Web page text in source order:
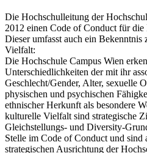
Die Hochschulleitung der
2012 einen Code of Conduct für
Dieser umfasst auch ein Bekenntnis
Vielfalt:
Die Hochschule Campus Wien
Unterschiedlichkeiten der mit ihr
Geschlecht/Gender, Alter, sexuelle
physischen und psychischen
ethnischer Herkunft als besondere
kulturelle Vielfalt sind strategische
Gleichstellungs- und Diversity-
Stelle im Code of Conduct und
strategischen Ausrichtung der